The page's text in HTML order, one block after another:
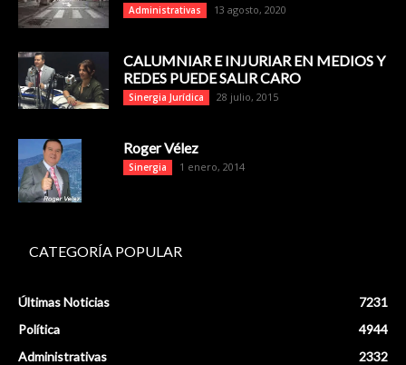
Administrativas 13 agosto, 2020
CALUMNIAR E INJURIAR EN MEDIOS Y
REDES PUEDE SALIR CARO
Sinergia Jurídica 28 julio, 2015
Roger Vélez
Sinergia 1 enero, 2014
CATEGORÍA POPULAR
Últimas Noticias
7231
Política
4944
Administrativas
2332